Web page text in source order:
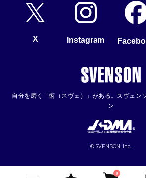
0
X Instagram
自分を磨く「術（スヴェ）」がある。スヴェン
ン
© SVENSON, Inc.